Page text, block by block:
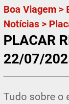
Boa Viagem >
Notícias >
PLACAR
22/07/
Tudo sobre o